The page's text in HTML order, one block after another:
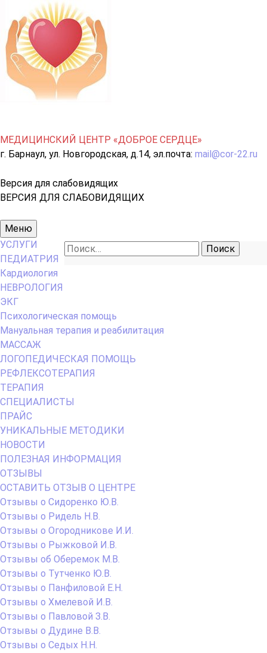
МЕДИЦИНСКИЙ ЦЕНТР «ДОБРОЕ СЕРДЦЕ»
г. Барнаул, ул. Новгородская, д.14, эл.почта: mail@cor-22.ru
Версия для слабовидящих
ВЕРСИЯ ДЛЯ СЛАБОВИДЯЩИХ
Основное
меню
Меню
Найти:
УСЛУГИ
ПЕДИАТРИЯ
Кардиология
НЕВРОЛОГИЯ
ЭКГ
Психологическая помощь
Мануальная терапия и реабилитация
МАССАЖ
ЛОГОПЕДИЧЕСКАЯ ПОМОЩЬ
РЕФЛЕКСОТЕРАПИЯ
ТЕРАПИЯ
СПЕЦИАЛИСТЫ
ПРАЙС
УНИКАЛЬНЫЕ МЕТОДИКИ
НОВОСТИ
ПОЛЕЗНАЯ ИНФОРМАЦИЯ
ОТЗЫВЫ
ОСТАВИТЬ ОТЗЫВ О ЦЕНТРЕ
Отзывы о Сидоренко Ю.В.
Отзывы о Ридель Н.В.
Отзывы о Огородникове И.И.
Отзывы о Рыжковой И.В.
Отзывы об Оберемок М.В.
Отзывы о Тутченко Ю.В.
Отзывы о Панфиловой Е.Н.
Отзывы о Хмелевой И.В.
Отзывы о Павловой З.В.
Отзывы о Дудине В.В.
Отзывы о Седых Н.Н.